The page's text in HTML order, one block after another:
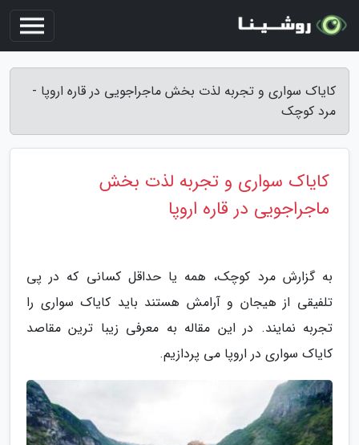
کایاک سواری و تجربه لذت بخش ماجراجویی در قاره اروپا -
مرد کوچک
کایاک سواری و تجربه لذت بخش
ماجراجویی در قاره اروپا
به گزارش مرد کوچک، همه یا حداقل کسانی که در پی
تلفیقی از هیجان و آرامش هستند باید کایاک سواری را
تجربه نمایند. در این مقاله به معرفی زیبا ترین مقاصد
کایاک سواری در اروپا می پردازیم.